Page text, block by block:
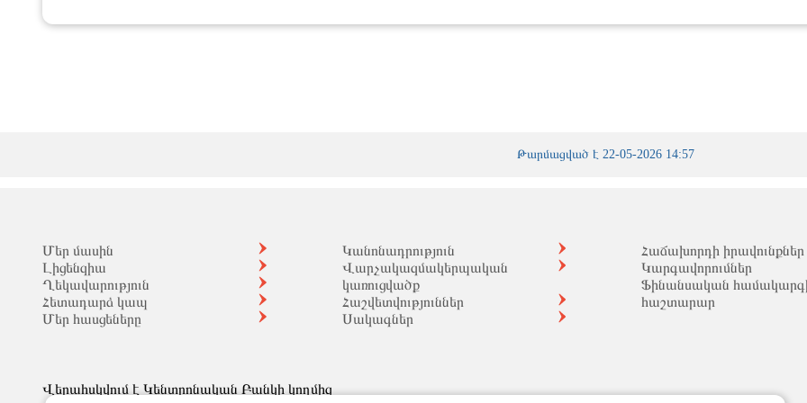
Թարմացված է 22-05-2026 14:57
Մեր մասին
Լիցենզիա
Ղեկավարություն
Հետադարձ կապ
Մեր հասցեները
Կանոնադրություն
Վարչակազմակերպական
կառուցվածք
Հաշվետվություններ
Սակագներ
Հաճախորդի իրավունքներ
Կարգավորումներ
Ֆինանսական
հաշտարար
Վերահսկվում է Կենտրոնական Բանկի կողմից